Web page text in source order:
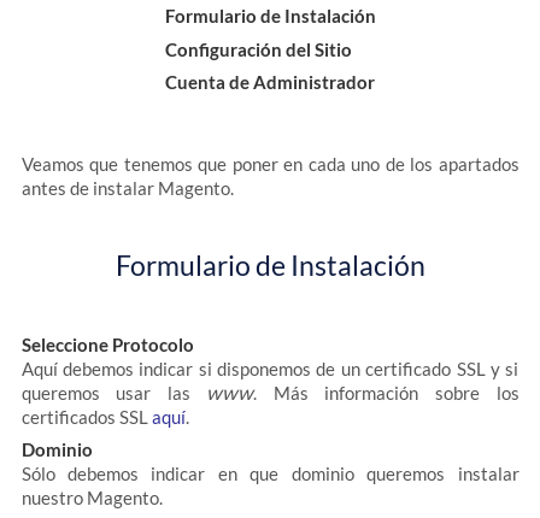
Formulario de Instalación
Configuración del Sitio
Cuenta de Administrador
Veamos que tenemos que poner en cada uno de los apartados
antes de instalar Magento.
Formulario de Instalación
Seleccione Protocolo
Aquí debemos indicar si disponemos de un certificado SSL y si
queremos usar las www. Más información sobre los
certificados SSL aquí.
Dominio
Sólo debemos indicar en que dominio queremos instalar
nuestro Magento.